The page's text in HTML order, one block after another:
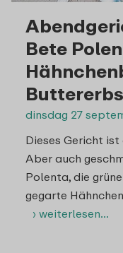
Bete
dinsdag 27
Dieses Gericht
Aber auch
Polenta, die
gegarte
› weiterlesen…